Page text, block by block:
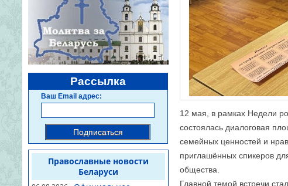
Рассылка
Ваш Email адрес:
Подписаться
Православные новости
Беларуси
12 мая, в рамках Недели
состоялась диалоговая
семейных ценностей и
приглашённых спикеров
общества.
Главной темой встречи